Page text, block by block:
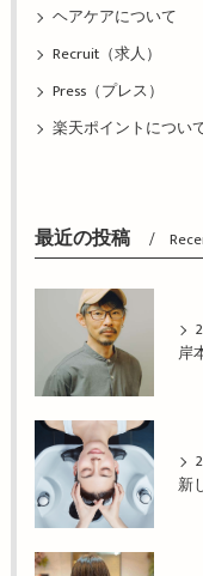
ヘアケアについて
Recruit（求人）
Press（プレス）
楽天ポイントについ
最近の投稿
岸